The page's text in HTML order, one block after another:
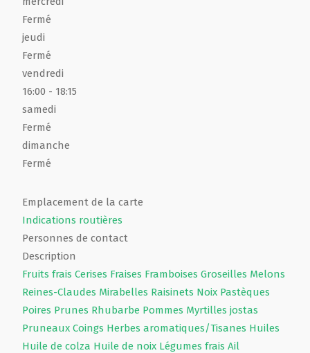
Fermé
jeudi
Fermé
vendredi
16:00 - 18:15
samedi
Fermé
dimanche
Fermé
Emplacement de la carte
Indications routières
Personnes de contact
Description
Fruits frais Cerises Fraises Framboises Groseilles Melons
Reines-Claudes Mirabelles Raisinets Noix Pastèques
Poires Prunes Rhubarbe Pommes Myrtilles jostas
Pruneaux Coings Herbes aromatiques/Tisanes Huiles
Huile de colza Huile de noix Légumes frais Ail